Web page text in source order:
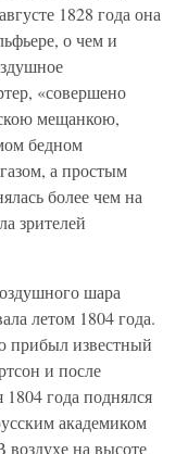
1828 года она
о чем и
«совершено
мещанкою,
бедном
а простым
более чем на
зрителей
шара
летом 1804 года.
прибыл известный
и после
года поднялся
академиком
на высоте